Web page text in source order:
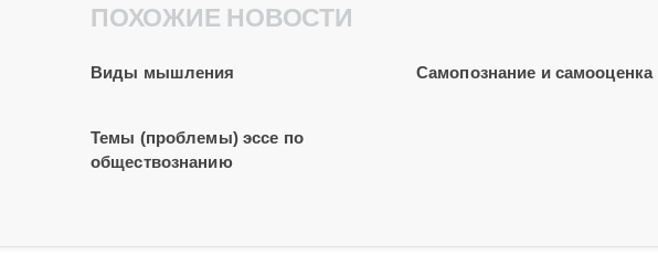
ПОХОЖИЕ НОВОСТИ
Виды мышления Самопознание и самооценка
Темы (проблемы) эссе по
обществознанию